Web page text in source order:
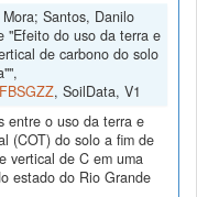
Santos, Danilo
"Efeito do uso da terra e
de carbono do solo
, SoilData, V1
entre o uso da terra e
(COT) do solo a fim de
vertical de C em uma
estado do Rio Grande